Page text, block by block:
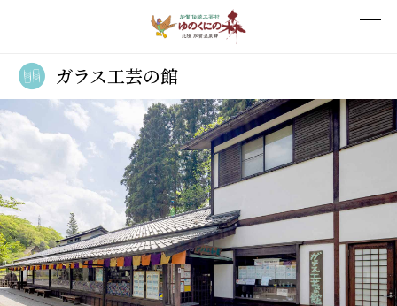
ガラス工芸の館